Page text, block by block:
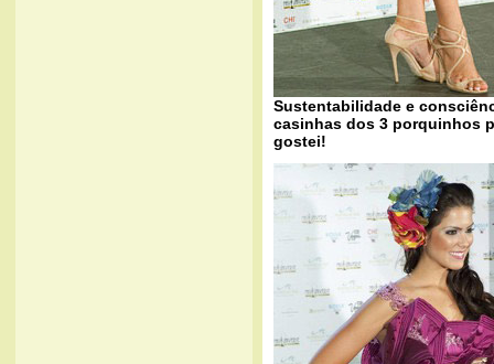
Sustentabilidade e
casinhas dos 3 porquinhos
gostei!